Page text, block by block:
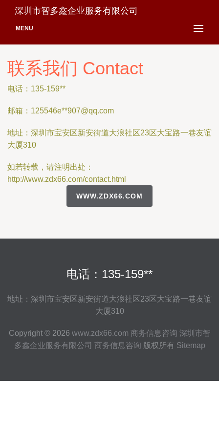
深圳市智多鑫企业服务有限公司
MENU
联系我们 Contact
电话：135-159**
邮箱：125546e**907@qq.com
地址：深圳市宝安区新安街道大浪社区23区大宝路一巷友谊
大厦310
如若转载，请注明出处：
http://www.zdx66.com/contact.html
WWW.ZDX66.COM
电话：135-159**
地址：深圳市宝安区新安街道大浪社区23区大宝路一巷友谊
大厦310
Copyright © 2026 www.zdx66.com 商务信息咨询 深圳市智
多鑫企业服务有限公司 商务信息咨询 版权所有 Sitemap